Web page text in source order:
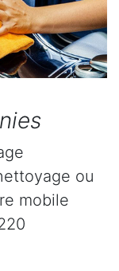
ou
mobile